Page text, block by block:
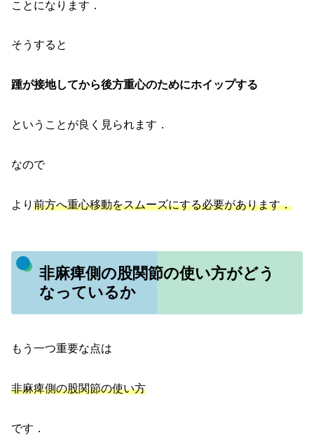
ことになります．
そうすると
踵が接地してから後方重心のためにホイップする
ということが良く見られます．
なので
より 前方へ重心移動をスムーズにする必要があります．
非麻痺側の股関節の使い方がどう
なっているか
もう一つ重要な点は
非麻痺側の股関節の使い方
です．